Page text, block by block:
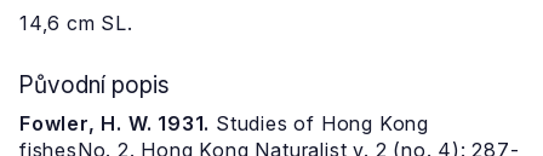
14,6 cm SL.
Původní popis
Fowler, H. W. 1931. Studies of Hong Kong
fishesNo. 2. Hong Kong Naturalist v. 2 (no. 4): 287-